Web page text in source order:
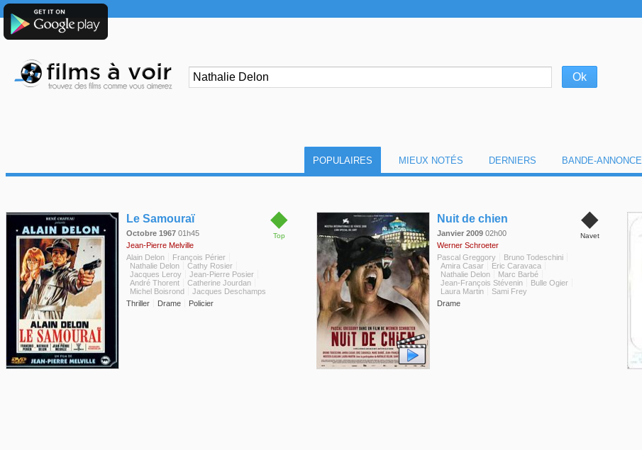
POPULAIRES MIEUX NOTÉS DERNIERS BANDE-ANNONCE
◆
Top
Le Samouraï
Octobre 1967 01h45
Jean-Pierre Melville
Alain Delon
François Périer
Nathalie Delon
Cathy Rosier
Jacques Leroy
Jean-Pierre Posier
André Thorent
Catherine Jourdan
Michel Boisrond
Jacques Deschamps
Thriller
Drame Policier
◆
Navet
Nuit de chien
Janvier 200902h00
Werner Schroeter
Pascal Greggory
Bruno Todeschini
Amira Casar
Eric Caravaca
Nathalie Delon
Marc Barbé
Jean-François Stévenin
Bulle Ogier
Laura Martin
Sami Frey
Drame